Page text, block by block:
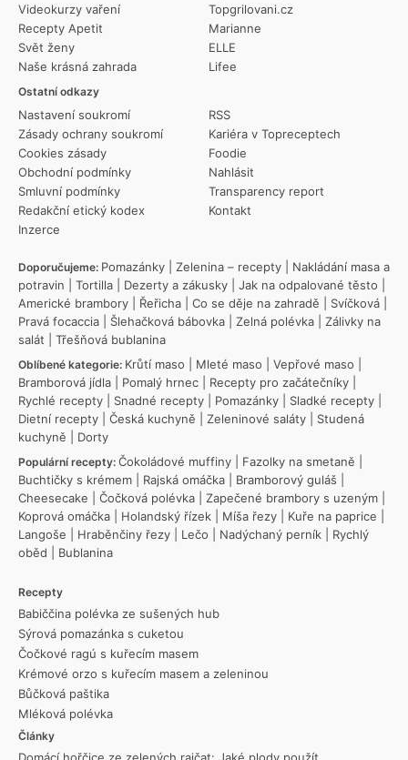
Videokurzy vaření
Recepty Apetit
Svět ženy
Naše krásná zahrada
Ostatní odkazy
Nastavení soukromí
Zásady ochrany soukromí
Cookies zásady
Obchodní podmínky
Smluvní podmínky
Redakční etický kodex
Inzerce
RSS
Kariéra v Topreceptech
Foodie
Nahlásit
Transparency report
Kontakt
Topgrilovani.cz
Marianne
ELLE
Lifee
Doporučujeme: Pomazánky Zelenina – recepty
Nakládání masa a
potravin
Tortilla Dezerty a zákusky Jak na odpalované těsto
Americké brambory
Řeřicha Co se děje na zahradě Svíčková
Pravá focaccia
Šlehačková bábovka Zelná polévka
Zálivky na
salát
Třešňová bublanina
Oblíbené kategorie: Krůtí maso Mleté maso Vepřové maso
Bramborová jídla
Pomalý hrnec Recepty pro začátečníky
Rychlé recepty
Snadné recepty Pomazánky Sladké recepty
Dietní recepty
Česká kuchyně Zeleninové saláty
Studená
kuchyně
Dorty
Populární recepty: Čokoládové muffiny Fazolky na smetaně
Buchtičky s krémem
Rajská omáčka Bramborový guláš
Cheesecake
Čočková polévka Zapečené brambory s uzeným
Koprová omáčka
Holandský řízek Míša řezy Kuře na paprice
Langoše
Hraběnčiny řezy Lečo Nadýchaný perník
Rychlý
oběd
Bublanina
Recepty
Babiččina polévka ze sušených hub
Sýrová pomazánka s cuketou
Čočkové ragú s kuřecím masem
Krémové orzo s kuřecím masem a zeleninou
Bůčková paštika
Mléková polévka
Články